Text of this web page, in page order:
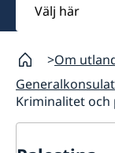
här
Om
Kriminalitet